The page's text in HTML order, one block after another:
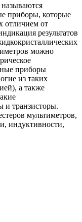
приборы, которые
отличием от
результатов
можно
приборы
из таких
а также
и транзисторы.
мультиметров,
индуктивности,